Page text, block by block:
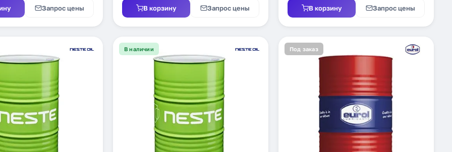
Запрос цены В корзину Запрос цены В корзину Запрос цены
В наличии Под заказ